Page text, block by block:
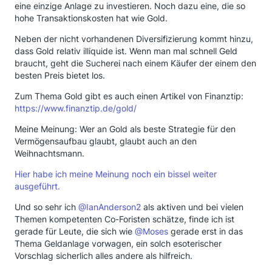
eine einzige Anlage zu investieren. Noch dazu eine, die so
hohe Transaktionskosten hat wie Gold.
Neben der nicht vorhandenen Diversifizierung kommt hinzu,
dass Gold relativ illiquide ist. Wenn man mal schnell Geld
braucht, geht die Sucherei nach einem Käufer der einem den
besten Preis bietet los.
Zum Thema Gold gibt es auch einen Artikel von Finanztip:
https://www.finanztip.de/gold/
Meine Meinung: Wer an Gold als beste Strategie für den
Vermögensaufbau glaubt, glaubt auch an den
Weihnachtsmann.
Hier habe ich meine Meinung noch ein bissel weiter
ausgeführt.
Und so sehr ich @IanAnderson2 als aktiven und bei vielen
Themen kompetenten Co-Foristen schätze, finde ich ist
gerade für Leute, die sich wie @Moses gerade erst in das
Thema Geldanlage vorwagen, ein solch esoterischer
Vorschlag sicherlich alles andere als hilfreich.